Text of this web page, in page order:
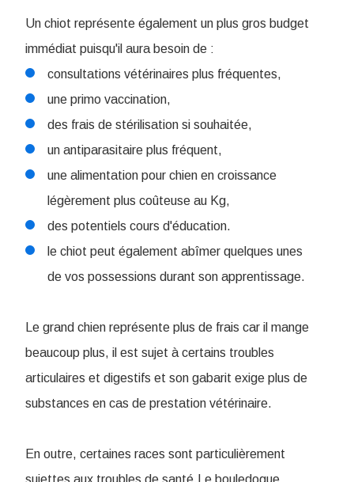
Un chiot représente également un plus gros budget
immédiat puisqu'il aura besoin de :
consultations vétérinaires plus fréquentes,
une primo vaccination,
des frais de stérilisation si souhaitée,
un antiparasitaire plus fréquent,
une alimentation pour chien en croissance
légèrement plus coûteuse au Kg,
des potentiels cours d'éducation.
le chiot peut également abîmer quelques unes
de vos possessions durant son apprentissage.
Le grand chien représente plus de frais car il mange
beaucoup plus, il est sujet à certains troubles
articulaires et digestifs et son gabarit exige plus de
substances en cas de prestation vétérinaire.
En outre, certaines races sont particulièrement
sujettes aux troubles de santé.Le bouledogue